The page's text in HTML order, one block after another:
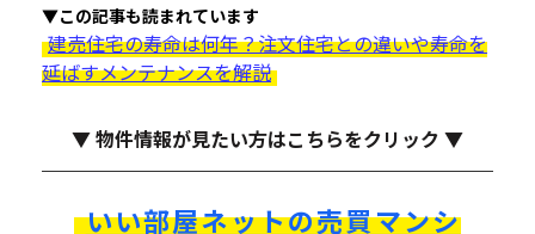
▼この記事も読まれています
建売住宅の寿命は何年？注文住宅との違いや寿命を
延ばすメンテナンスを解説
▼ 物件情報が見たい方はこちらをクリック ▼
いい部屋ネットの売買マンシ